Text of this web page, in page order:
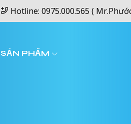
Hotline: 0975.000.565 (
SẢN PHẨM